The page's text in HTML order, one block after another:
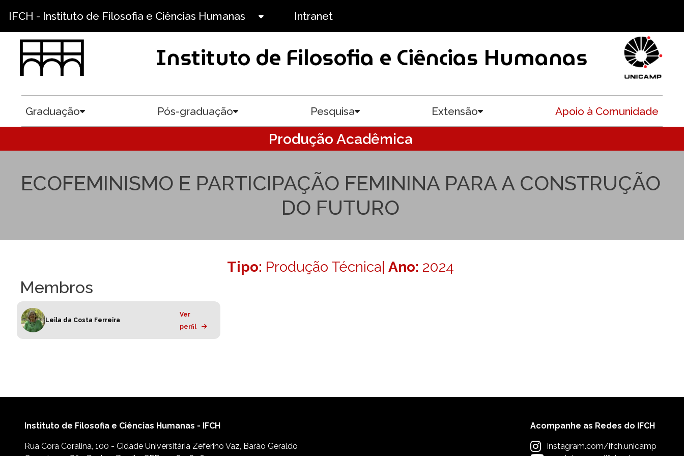
IFCH - Instituto de Filosofia e Ciências Humanas Intranet
Instituto de Filosofia e Ciências Humanas
Graduação Pós-graduação Pesquisa Extensão Apoio à Comunidade
Produção Acadêmica
ECOFEMINISMO E PARTICIPAÇÃO FEMININA PARA A CONSTRUÇÃO
DO FUTURO
Tipo: Produção Técnica| Ano: 2024
Membros
Leila da Costa Ferreira
Ver
perfil
Instituto de Filosofia e Ciências Humanas - IFCH
Rua Cora Coralina, 100 - Cidade Universitária Zeferino Vaz, Barão Geraldo
Acompanhe as Redes do IFCH
instagram.com/ifch.unicamp